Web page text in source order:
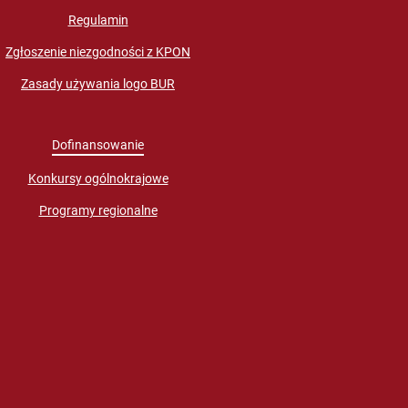
Regulamin
Zgłoszenie niezgodności z KPON
Zasady używania logo BUR
Dofinansowanie
Konkursy ogólnokrajowe
Programy regionalne